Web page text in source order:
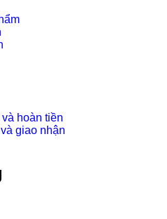
hoàn tiền
giao nhận